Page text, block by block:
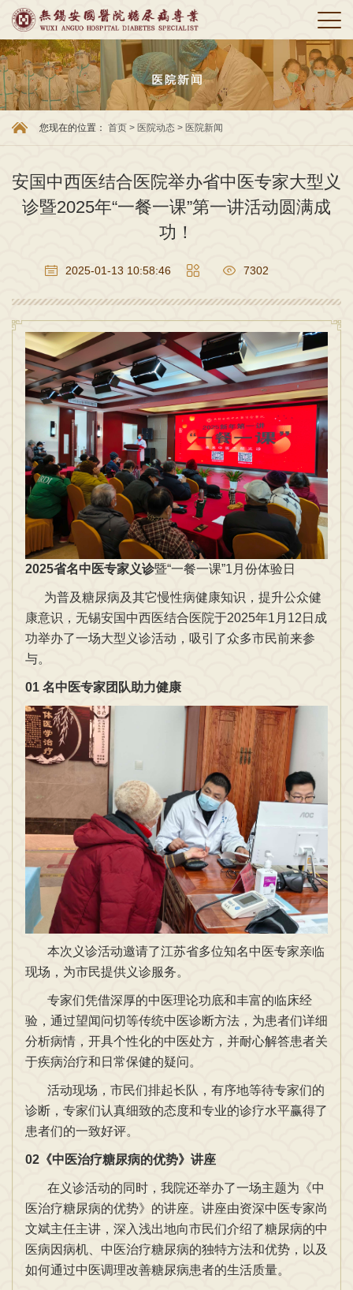
您现在的位置： 首页 > 医院动态 > 医院新闻
安国中西医结合医院举办省中医专家大型义
诊暨2025年“一餐一课”第一讲活动圆满成
功！
2025-01-13 10:58:46 7302
2025省名中医专家义诊暨“一餐一课”1月份体验日
为普及糖尿病及其它慢性病健康知识，提升公众健
康意识，无锡安国中西医结合医院于2025年1月12日成
功举办了一场大型义诊活动，吸引了众多市民前来参
与。
01 名中医专家团队助力健康
本次义诊活动邀请了江苏省多位知名中医专家亲临
现场，为市民提供义诊服务。
专家们凭借深厚的中医理论功底和丰富的临床经
验，通过望闻问切等传统中医诊断方法，为患者们详细
分析病情，开具个性化的中医处方，并耐心解答患者关
于疾病治疗和日常保健的疑问。
活动现场，市民们排起长队，有序地等待专家们的
诊断，专家们认真细致的态度和专业的诊疗水平赢得了
患者们的一致好评。
02《中医治疗糖尿病的优势》讲座
在义诊活动的同时，我院还举办了一场主题为《中
医治疗糖尿病的优势》的讲座。讲座由资深中医专家尚
文斌主任主讲，深入浅出地向市民们介绍了糖尿病的中
医病因病机、中医治疗糖尿病的独特方法和优势，以及
如何通过中医调理改善糖尿病患者的生活质量。